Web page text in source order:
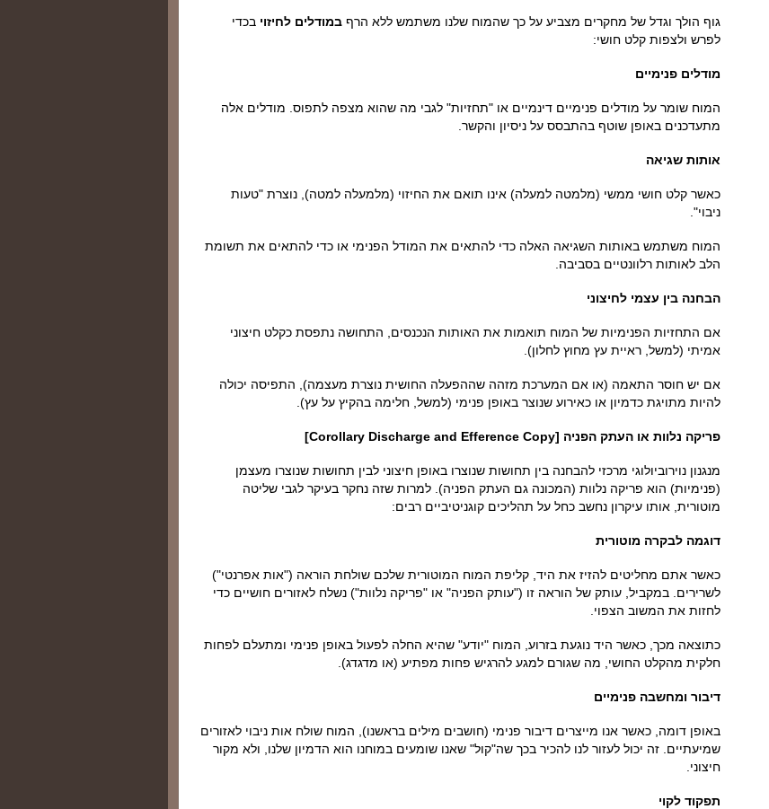
גוף הולך וגדל של מחקרים מצביע על כך שהמוח שלנו משתמש ללא הרף במודלים לחיזוי בכדי
לפרש ולצפות קלט חושי:
מודלים פנימיים
המוח שומר על מודלים פנימיים דינמיים או "תחזיות" לגבי מה שהוא מצפה לתפוס. מודלים אלה
מתעדכנים באופן שוטף בהתבסס על ניסיון והקשר.
אותות שגיאה
כאשר קלט חושי ממשי (מלמטה למעלה) אינו תואם את החיזוי (מלמעלה למטה), נוצרת "טעות
ניבוי".
המוח משתמש באותות השגיאה האלה כדי להתאים את המודל הפנימי או כדי להתאים את תשומת
הלב לאותות רלוונטיים בסביבה.
הבחנה בין עצמי לחיצוני
אם התחזיות הפנימיות של המוח תואמות את האותות הנכנסים, התחושה נתפסת כקלט חיצוני
אמיתי (למשל, ראיית עץ מחוץ לחלון).
אם יש חוסר התאמה (או אם המערכת מזהה שההפעלה החושית נוצרת מעצמה), התפיסה יכולה
להיות מתויגת כדמיון או כאירוע שנוצר באופן פנימי (למשל, חלימה בהקיץ על עץ).
פריקה נלוות או העתק הפניה [Corollary Discharge and Efference Copy]
מנגנון נוירוביולוגי מרכזי להבחנה בין תחושות שנוצרו באופן חיצוני לבין תחושות שנוצרו מעצמן
(פנימיות) הוא פריקה נלוות (המכונה גם העתק הפניה). למרות שזה נחקר בעיקר לגבי שליטה
מוטורית, אותו עיקרון נחשב כחל על תהליכים קוגניטיביים רבים:
דוגמה לבקרה מוטורית
כאשר אתם מחליטים להזיז את היד, קליפת המוח המוטורית שלכם שולחת הוראה ("אות אפרנטי")
לשרירים. במקביל, עותק של הוראה זו ("עותק הפניה" או "פריקה נלוות") נשלח לאזורים חושיים כדי
לחזות את המשוב הצפוי.
כתוצאה מכך, כאשר היד נוגעת בזרוע, המוח "יודע" שהיא החלה לפעול באופן פנימי ומתעלם לפחות
חלקית מהקלט החושי, מה שגורם למגע להרגיש פחות מפתיע (או מדגדג).
דיבור ומחשבה פנימיים
באופן דומה, כאשר אנו מייצרים דיבור פנימי (חושבים מילים בראשנו), המוח שולח אות ניבוי לאזורים
שמיעתיים. זה יכול לעזור לנו להכיר בכך שה"קול" שאנו שומעים במוחנו הוא הדמיון שלנו, ולא מקור
חיצוני.
תפקוד לקוי